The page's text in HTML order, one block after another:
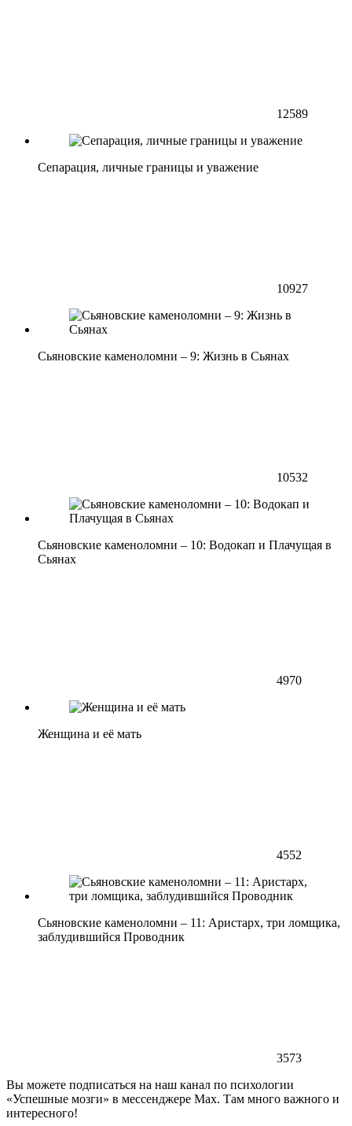
12589
Сепарация, личные границы и уважение
10927
Сьяновские каменоломни – 9: Жизнь в Сьянах
10532
Сьяновские каменоломни – 10: Водокап и Плачущая в
Сьянах
4970
Женщина и её мать
4552
Сьяновские каменоломни – 11: Аристарх, три ломщика,
заблудившийся Проводник
3573
Вы можете подписаться на наш канал по психологии
«Успешные мозги» в мессенджере Max. Там много важного и
интересного!